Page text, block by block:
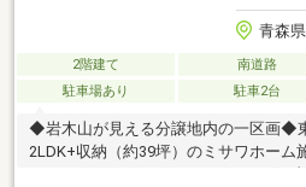
青森
2階建て 南道路
駐車場あり
駐車2台
◆岩木山が見える分譲地内の一区画◆
2LDK+収納（約39坪）のミサワホーム